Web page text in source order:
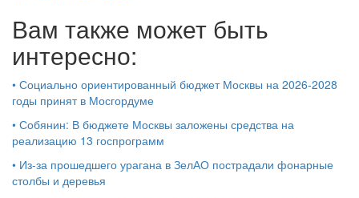
Вам также может быть
интересно:
• Социально ориентированный бюджет Москвы на 2026-2028
годы принят в Мосгордуме
• Собянин: В бюджете Москвы заложены средства на
реализацию 13 госпрограмм
• Из-за прошедшего урагана в ЗелАО пострадали фонарные
столбы и деревья